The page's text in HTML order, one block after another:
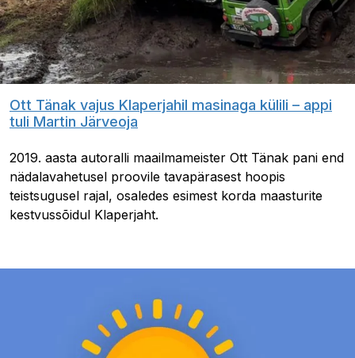
Ott Tänak vajus Klaperjahil masinaga külili – appi
tuli Martin Järveoja
2019. aasta autoralli maailmameister Ott Tänak pani end
nädalavahetusel proovile tavapärasest hoopis
teistsugusel rajal, osaledes esimest korda maasturite
kestvussõidul Klaperjaht.